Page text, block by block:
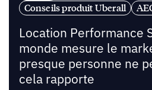
Conseils produit Uberall
Location Performance
monde mesure le
presque personne ne
cela rapporte